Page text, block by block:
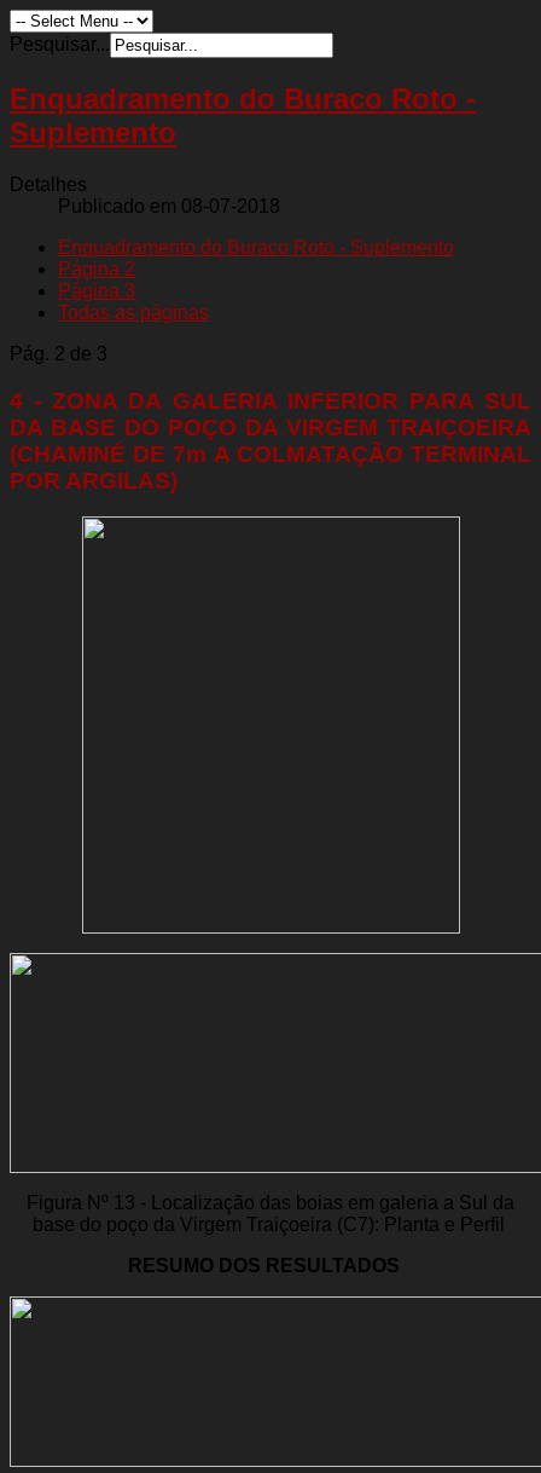
Pesquisar...
Enquadramento do Buraco Roto -
Suplemento
Detalhes
Publicado em 08-07-2018
Enquadramento do Buraco Roto - Suplemento
Página 2
Página 3
Todas as páginas
Pág. 2 de 3
4 - ZONA DA GALERIA INFERIOR PARA SUL
DA BASE DO POÇO DA VIRGEM TRAIÇOEIRA
(CHAMINÉ DE 7m A COLMATAÇÃO TERMINAL
POR ARGILAS)
Figura Nº 13 - Localização das boias em galeria a Sul da
base do poço da Virgem Traiçoeira (C7): Planta e Perfil
RESUMO DOS RESULTADOS